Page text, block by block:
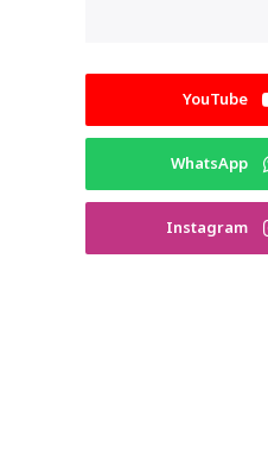
YouTube
WhatsApp
Instagram